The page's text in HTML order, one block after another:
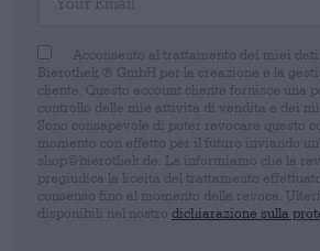
Acconsento al trattamento dei miei
Bierothek ® GmbH per la creazione e la
cliente. Questo account cliente fornisce una
controllo delle mie attività di vendita e dei
Sono consapevole di poter revocare questo
momento con effetto per il futuro inviando
shop@bierothek.de. La informiamo che la
pregiudica la liceità del trattamento
consenso fino al momento della revoca.
disponibili nel nostro dichiarazione sulla